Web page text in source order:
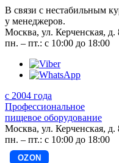
В связи с нестабильным
у менеджеров.
Москва, ул. Керченская, д.
пн. – пт.: с 10:00 до 18:00
с 2004 года
Профессиональное
пищевое оборудование
Москва, ул. Керченская, д.
пн. – пт.: с 10:00 до 18:00
OZON